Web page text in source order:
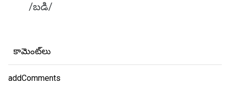
/బడి/
కామెంట్‌లు
addComments